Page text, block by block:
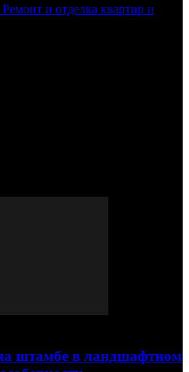
Ремонт и отделка квартир и
штамбе в ландшафтном